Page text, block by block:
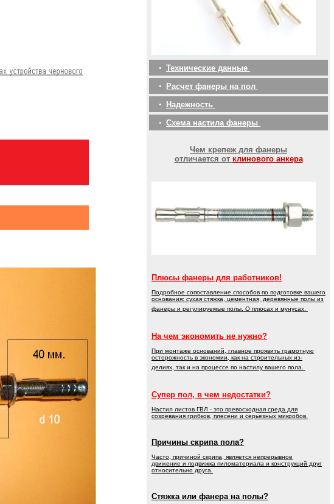
• Технические данные
•
Расчет фанеры на пол
•
Надежность
• Схема настила фанеры
Чем крепеж для фанеры
отличается от клинового анкера
Плюсы фанеры для работников!
Подробное сопоставление способов по подготовке вашего
основания: сухая стяжка, цементная, деревянные полы из
фанеры и регулируемые полы. О плюсах и мунусах.
На чем экономить не нужно?
При монтаже оснований, главное проявить грамотную
осторожность в экономии, как на строительных из-
делиях, так и на процессе по настилу вашего пола.
Супер пол, в чем недостатки?
Настил листов ГВЛ - это превосходная среда для
созревания грибков, плесени и серьезных микробов.
Причины скрипа пола?
Часто, причиной скрипа, является непрерывное
движение и подвижка пиломатериала и конструкций друг
относительно друга.
Стяжка или фанера на полы?